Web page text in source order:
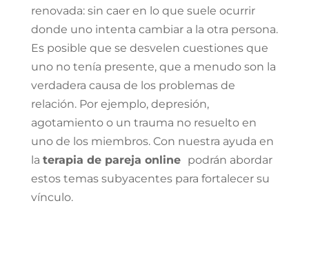
renovada: sin caer en lo que suele ocurrir
donde uno intenta cambiar a la otra persona.
Es posible que se desvelen cuestiones que
uno no tenía presente, que a menudo son la
verdadera causa de los problemas de
relación. Por ejemplo, depresión,
agotamiento o un trauma no resuelto en
uno de los miembros. Con nuestra ayuda en
la terapia de pareja online podrán abordar
estos temas subyacentes para fortalecer su
vínculo.